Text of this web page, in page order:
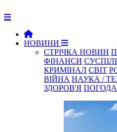
НОВИНИ
СТРІЧКА НОВИН
ФІНАНСИ
КРИМІНАЛ СВІТ
ВІЙНА НАУКА /
ЗДОРОВ'Я ПОГОДА